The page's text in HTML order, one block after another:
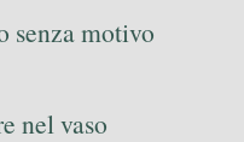
senza motivo
nel vaso